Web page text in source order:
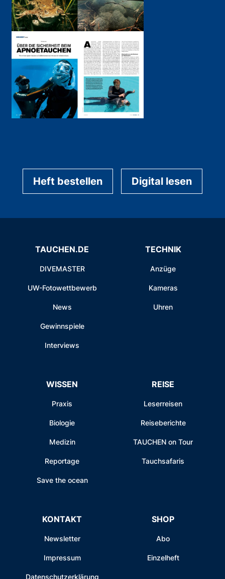
Heft bestellen Digital lesen
TAUCHEN.DE
DIVEMASTER
UW-Fotowettbewerb
News
Gewinnspiele
Interviews
TECHNIK
Anzüge
Kameras
Uhren
WISSEN
Praxis
Biologie
Medizin
Reportage
Save the ocean
REISE
Leserreisen
Reiseberichte
TAUCHEN on Tour
Tauchsafaris
KONTAKT
Newsletter
Impressum
Datenschutzerklärung
SHOP
Abo
Einzelheft